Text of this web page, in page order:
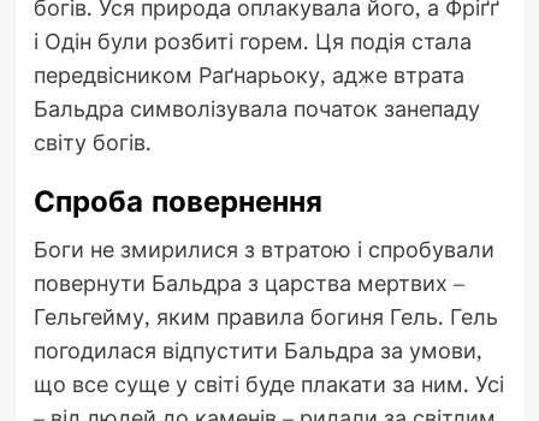
богів. Уся природа оплакувала його, а Фріґґ
і Одін були розбиті горем. Ця подія стала
передвісником Раґнарьоку, адже втрата
Бальдра символізувала початок занепаду
світу богів.
Спроба повернення
Боги не змирилися з втратою і спробували
повернути Бальдра з царства мертвих –
Гельгейму, яким правила богиня Гель. Гель
погодилася відпустити Бальдра за умови,
що все суще у світі буде плакати за ним. Усі